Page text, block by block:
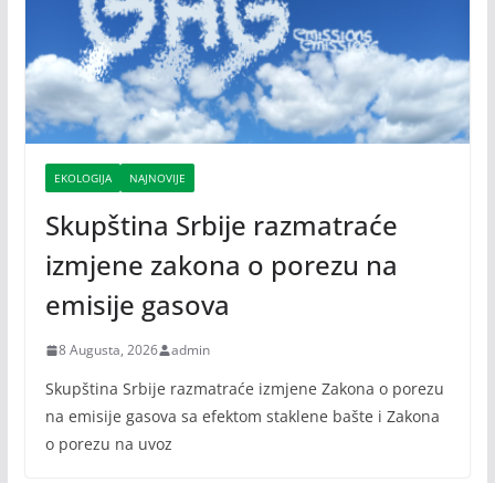
EKOLOGIJA NAJNOVIJE
Skupština Srbije razmatraće
izmjene zakona o porezu na
emisije gasova
8 Augusta, 2026 admin
Skupština Srbije razmatraće izmjene Zakona o porezu
na emisije gasova sa efektom staklene bašte i Zakona
o porezu na uvoz